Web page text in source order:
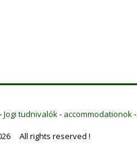
Jogi tudnivalók- accommodationok-
All rights reserved !